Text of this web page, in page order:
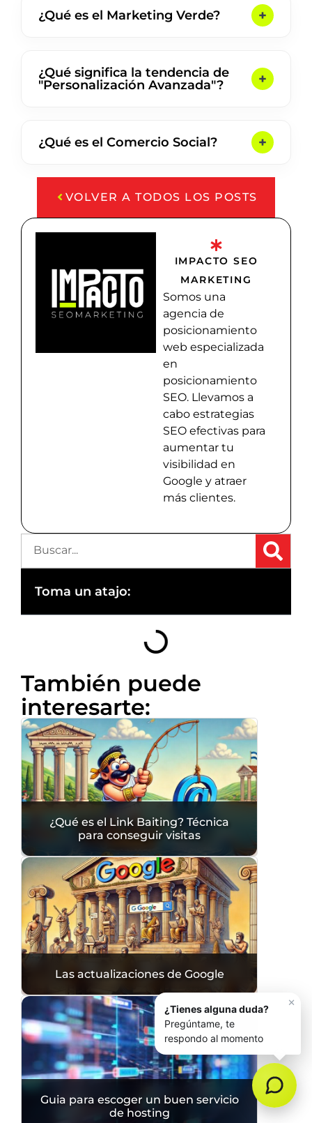
¿Qué es el Marketing Verde?
¿Qué significa la tendencia de
"Personalización Avanzada"?
¿Qué es el Comercio Social?
VOLVER A TODOS LOS POSTS
IMPACTO SEO
MARKETING
Somos una
agencia de
posicionamiento
web especializada
en
posicionamiento
SEO. Llevamos a
cabo estrategias
SEO efectivas para
aumentar tu
visibilidad en
Google y atraer
más clientes.
Toma un atajo:
También puede
interesarte:
¿Qué es el Link Baiting? Técnica
para conseguir visitas
Las actualizaciones de Google
Guia para escoger un buen servicio
de hosting